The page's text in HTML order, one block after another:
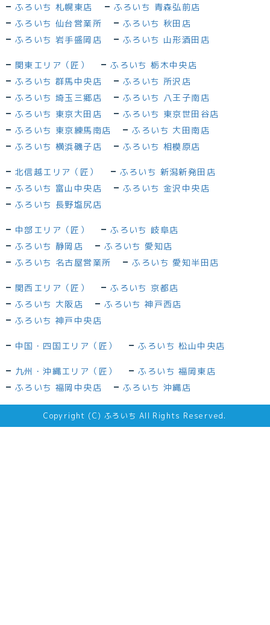
ふろいち 札幌東店
ふろいち 青森弘前店
ふろいち 仙台営業所
ふろいち 秋田店
ふろいち 岩手盛岡店
ふろいち 山形酒田店
関東エリア（匠）
ふろいち 栃木中央店
ふろいち 群馬中央店
ふろいち 所沢店
ふろいち 埼玉三郷店
ふろいち 八王子南店
ふろいち 東京大田店
ふろいち 東京世田谷店
ふろいち 東京練馬南店
ふろいち 大田南店
ふろいち 横浜磯子店
ふろいち 相模原店
北信越エリア（匠）
ふろいち 新潟新発田店
ふろいち 富山中央店
ふろいち 金沢中央店
ふろいち 長野塩尻店
中部エリア（匠）
ふろいち 岐阜店
ふろいち 静岡店
ふろいち 愛知店
ふろいち 名古屋営業所
ふろいち 愛知半田店
関西エリア（匠）
ふろいち 京都店
ふろいち 大阪店
ふろいち 神戸西店
ふろいち 神戸中央店
中国・四国エリア（匠） ふろいち 松山中央店
九州・沖縄エリア（匠）
ふろいち 福岡東店
ふろいち 福岡中央店
ふろいち 沖縄店
Copyright (C) ふろいち All Rights Reserved.